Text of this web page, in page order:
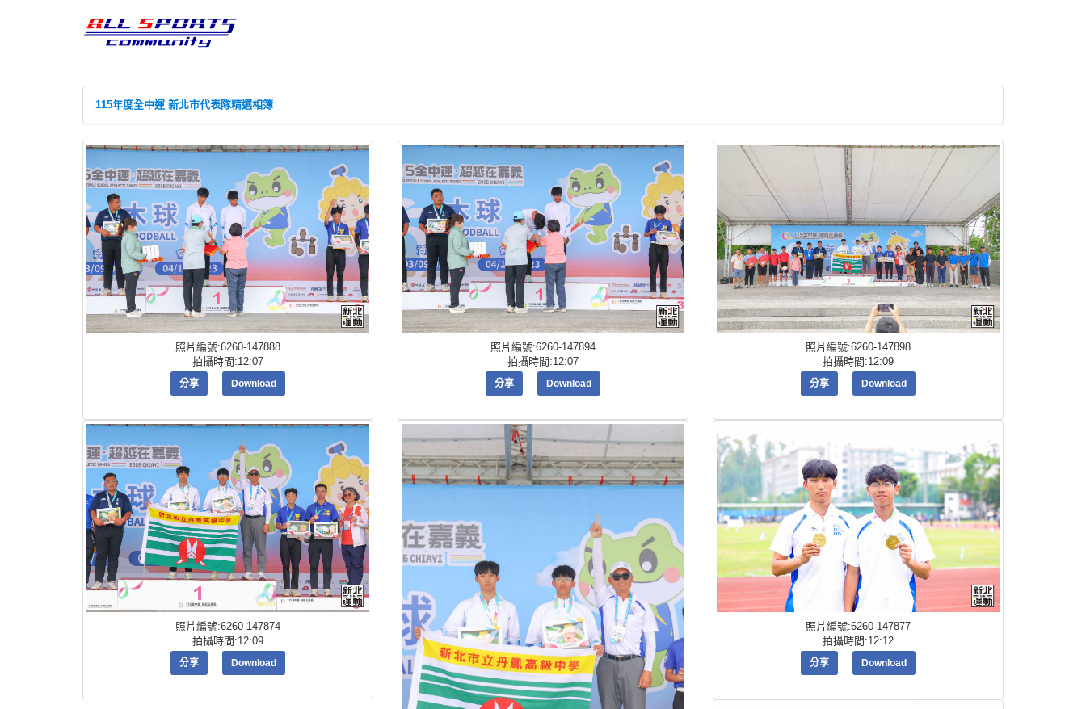
115年度全中運 新北市代表隊精選相簿
照片編號:6260-147888
拍攝時間:12:07
分享 Download
照片編號:6260-147894
拍攝時間:12:07
分享 Download
照片編號:6260-147898
拍攝時間:12:09
分享 Download
照片編號:6260-147874
拍攝時間:12:09
分享 Download
照片編號:6260-147877
拍攝時間:12:12
分享 Download